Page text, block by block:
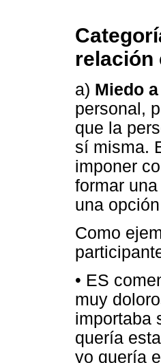
relación
a) Miedo
personal,
que la
sí misma.
imponer
formar
una
Como
• ES
muy
importaba
quería
yo quería